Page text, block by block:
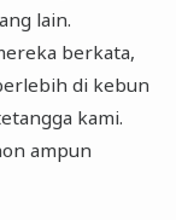
lain.
berkata,
di kebun
kami.
ampun